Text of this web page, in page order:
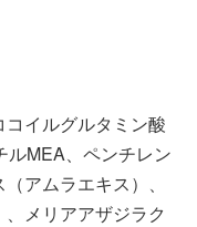
イルグルタミン酸
MEA、ペンチレン
アムラエキス）、
メリアアザジラク